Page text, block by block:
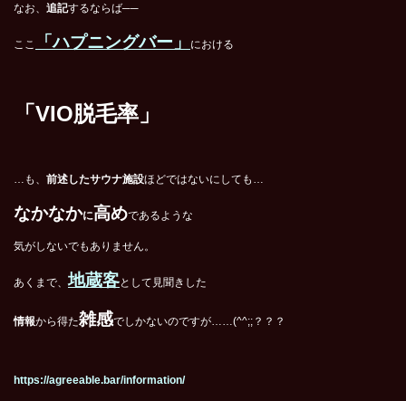
なお、 追記するならば──
ここ 「ハプニングバー」 における
「VIO脱毛率」
…も、 前述したサウナ施設ほどではないにしても…
なかなかに高めであるような
気がしないでもありません。
あくまで、地蔵客として見聞きした
情報から得た雑感でしかないのですが……(^^;;？？？
https://agreeable.bar/information/